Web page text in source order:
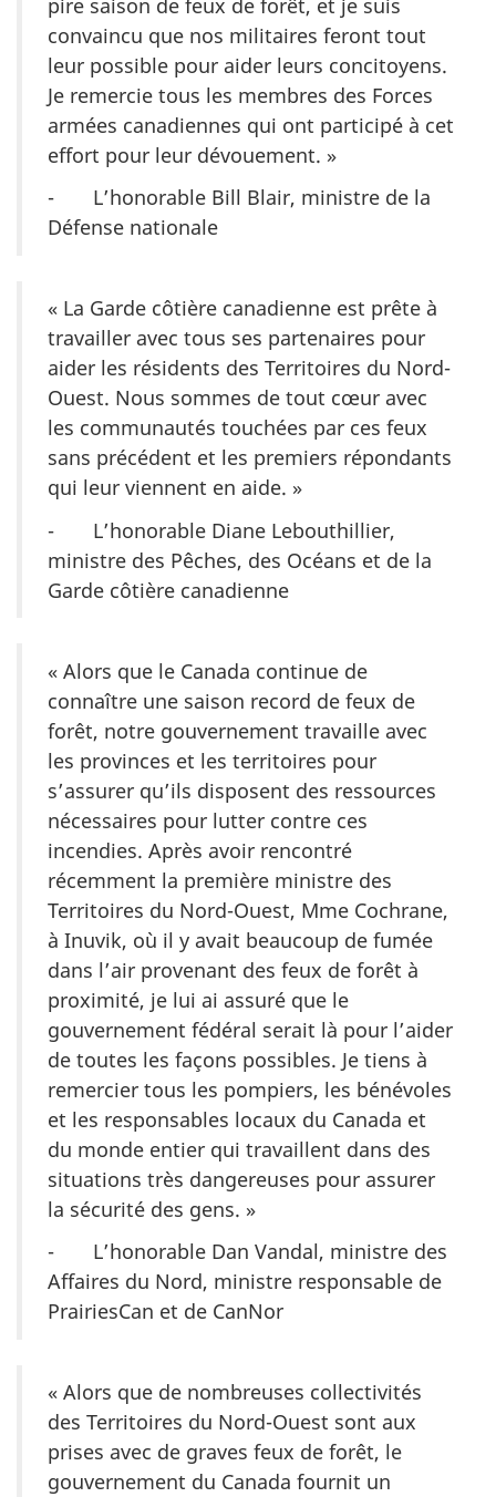
convaincu que nos militaires feront tout
leur possible pour aider leurs concitoyens.
Je remercie tous les membres des Forces
armées canadiennes qui ont participé à cet
effort pour leur dévouement. »
- L’honorable Bill Blair, ministre de la
Défense nationale
« La Garde côtière canadienne est prête à
travailler avec tous ses partenaires pour
aider les résidents des Territoires du Nord-
Ouest. Nous sommes de tout cœur avec
les communautés touchées par ces feux
sans précédent et les premiers répondants
qui leur viennent en aide. »
- L’honorable Diane Lebouthillier,
ministre des Pêches, des Océans et de la
Garde côtière canadienne
« Alors que le Canada continue de
connaître une saison record de feux de
forêt, notre gouvernement travaille avec
les provinces et les territoires pour
s’assurer qu’ils disposent des ressources
nécessaires pour lutter contre ces
incendies. Après avoir rencontré
récemment la première ministre des
Territoires du Nord-Ouest, Mme Cochrane,
à Inuvik, où il y avait beaucoup de fumée
dans l’air provenant des feux de forêt à
proximité, je lui ai assuré que le
gouvernement fédéral serait là pour l’aider
de toutes les façons possibles. Je tiens à
remercier tous les pompiers, les bénévoles
et les responsables locaux du Canada et
du monde entier qui travaillent dans des
situations très dangereuses pour assurer
la sécurité des gens. »
- L’honorable Dan Vandal, ministre des
Affaires du Nord, ministre responsable de
PrairiesCan et de CanNor
« Alors que de nombreuses collectivités
des Territoires du Nord-Ouest sont aux
prises avec de graves feux de forêt, le
gouvernement du Canada fournit un